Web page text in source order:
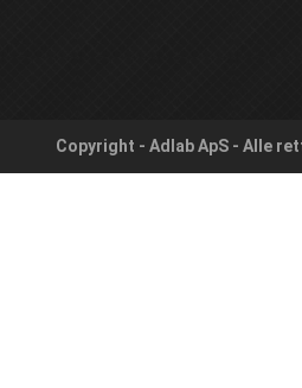
Copyright - Adlab ApS - Alle